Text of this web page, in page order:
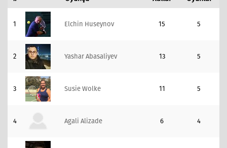
1 Elchin Huseynov 15 5
2 Yashar Abasaliyev 13 5
3 Susie Wolke 11 5
4 Agali Alizade 6 4